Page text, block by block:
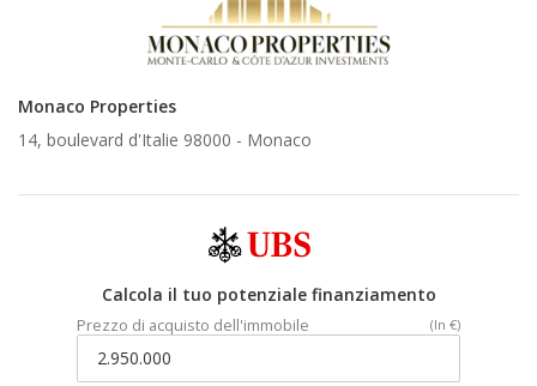
Monaco Properties
14, boulevard d'Italie 98000 - Monaco
Calcola il tuo potenziale finanziamento
Prezzo di acquisto dell'immobile (In €)